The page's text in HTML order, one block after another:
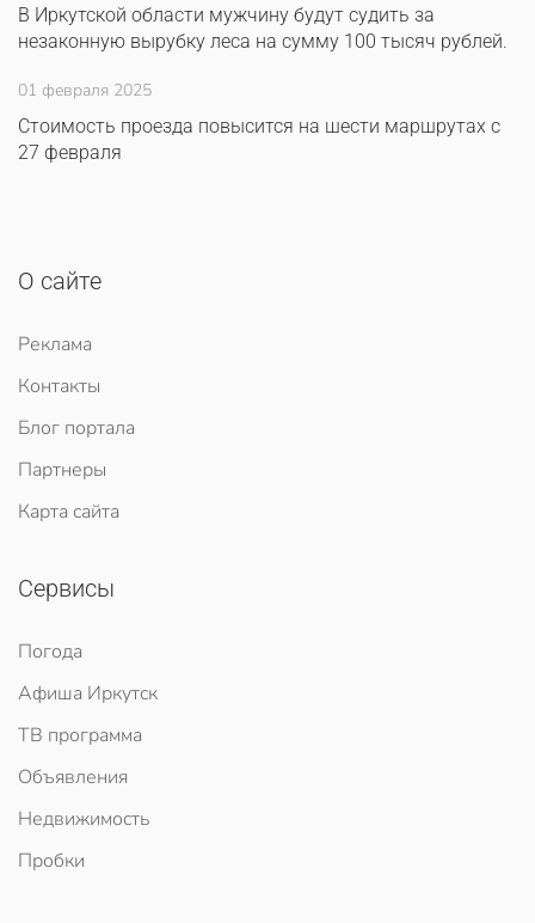
В Иркутской области мужчину будут судить за
незаконную вырубку леса на сумму 100 тысяч рублей.
01 февраля 2025
Стоимость проезда повысится на шести маршрутах с
27 февраля
О сайте
Реклама
Контакты
Блог портала
Партнеры
Карта сайта
Сервисы
Погода
Афиша Иркутск
ТВ программа
Объявления
Недвижимость
Пробки